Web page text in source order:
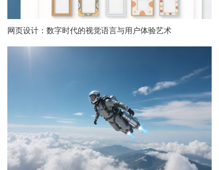
网页设计：数字时代的视觉语言与用户体验艺术